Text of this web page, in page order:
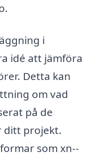
i
idé att jämföra
Detta kan
om vad
på de
ditt projekt.
som xn--